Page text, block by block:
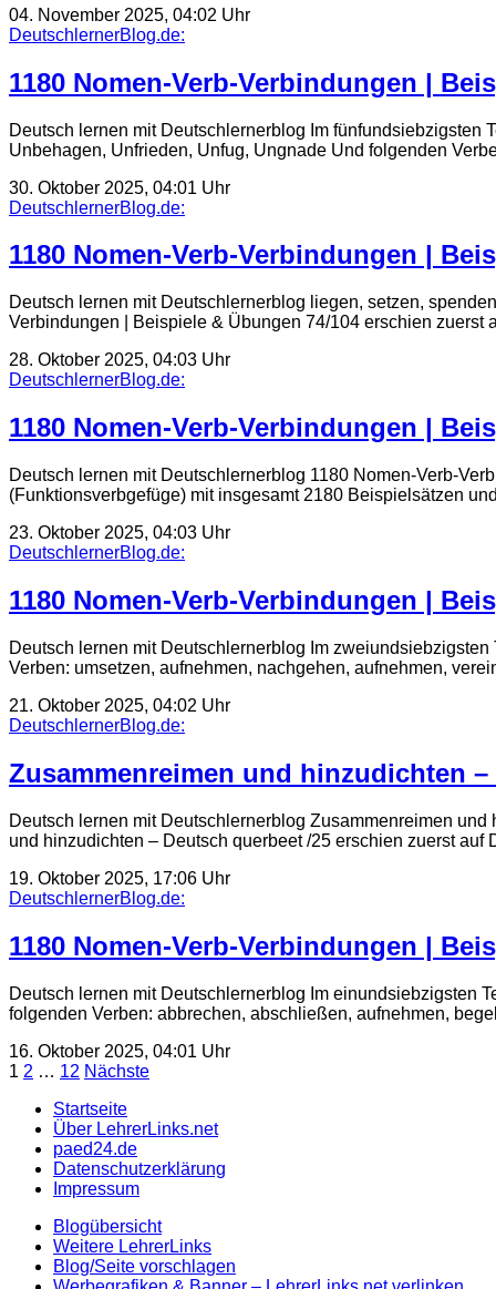
04. November 2025, 04:02 Uhr
DeutschlernerBlog.de:
1180 Nomen-Verb-Verbindungen |
Deutsch lernen mit Deutschlernerblog Im
Unbehagen, Unfrieden, Unfug, Ungnade Und folgenden
30. Oktober 2025, 04:01 Uhr
DeutschlernerBlog.de:
1180 Nomen-Verb-Verbindungen |
Deutsch lernen mit Deutschlernerblog liegen, setzen,
Verbindungen | Beispiele & Übungen 74/104 erschien zuerst
28. Oktober 2025, 04:03 Uhr
DeutschlernerBlog.de:
1180 Nomen-Verb-Verbindungen |
Deutsch lernen mit Deutschlernerblog 1180 Nomen-Verb-
(Funktionsverbgefüge) mit insgesamt 2180 Beispielsätzen
23. Oktober 2025, 04:03 Uhr
DeutschlernerBlog.de:
1180 Nomen-Verb-Verbindungen |
Deutsch lernen mit Deutschlernerblog Im
Verben: umsetzen, aufnehmen, nachgehen, aufnehmen,
21. Oktober 2025, 04:02 Uhr
DeutschlernerBlog.de:
Zusammenreimen und hinzudichten
Deutsch lernen mit Deutschlernerblog Zusammenreimen
und hinzudichten – Deutsch querbeet /25 erschien zuerst
19. Oktober 2025, 17:06 Uhr
DeutschlernerBlog.de:
1180 Nomen-Verb-Verbindungen |
Deutsch lernen mit Deutschlernerblog Im einundsiebzigsten
folgenden Verben: abbrechen, abschließen, aufnehmen,
16. Oktober 2025, 04:01 Uhr
Seitennummerierung
der
Beiträge
1 2 … 12 Nächste
Startseite
Über LehrerLinks.net
paed24.de
Datenschutzerklärung
Impressum
Blogübersicht
Weitere LehrerLinks
Blog/Seite vorschlagen